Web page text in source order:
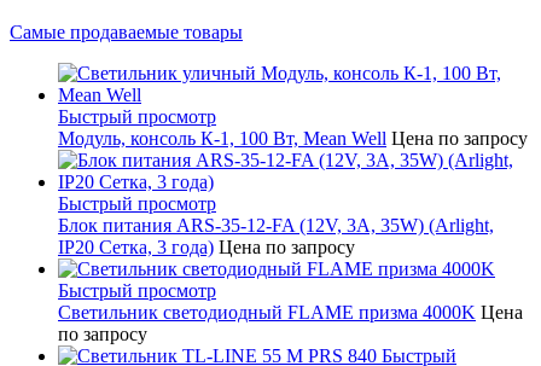
Самые продаваемые товары
Быстрый просмотр
Модуль, консоль К-1, 100 Вт, Mean Well Цена по запросу
Быстрый просмотр
Блок питания ARS-35-12-FA (12V, 3A, 35W) (Arlight,
IP20 Сетка, 3 года) Цена по запросу
Быстрый просмотр
Светильник светодиодный FLAME призма 4000K Цена
по запросу
Быстрый